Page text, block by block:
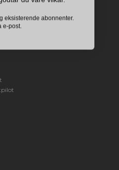
eksisterende abonnenter.
e-post.